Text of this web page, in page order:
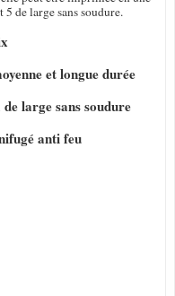
de large sans soudure.
et longue durée
large sans soudure
anti feu